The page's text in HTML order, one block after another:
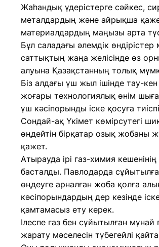
Жаһандық үдерістерге сәйкес,
металдардың және айрықша
материалдардың маңызы арта
Бұл саладағы әлемдік
саттықтың жаңа желісінде өз
алуына Қазақстанның толық
Біз алдағы үш жыл ішінде тау-
жоғары технологиялық өнім
үш кәсіпорынды іске қосуға
Сондай-ақ Үкімет көмірсутегі
өңдейтін бірқатар озық жобаны
қажет.
Атырауда ірі газ-химия
басталды. Павлодарда
өңдеуге арналған жоба қолға
кәсіпорындардың дер кезінде
қамтамасыз ету керек.
Ілеспе газ бен сұйытылған мұнай
жарату мәселесін түбегейлі